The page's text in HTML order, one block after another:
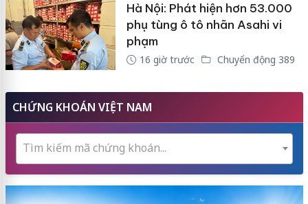
Hà Nội: Phát hiện hơn 53.000
phụ tùng ô tô nhãn Asahi vi
phạm
16 giờ trước Chuyển động 389
CHỨNG KHOÁN VIỆT NAM
Tìm kiếm mã chứng khoán...